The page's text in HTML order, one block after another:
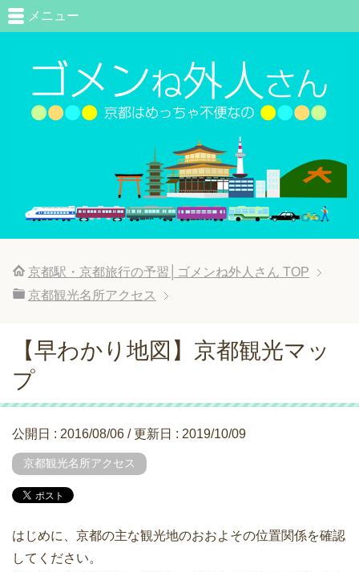
メニュー
京都駅・京都旅行の予習│ゴメンね外人さん TOP
京都観光名所アクセス
【早わかり地図】京都観光マッ
プ
公開日 : 2016/08/06 / 更新日 : 2019/10/09
京都観光名所アクセス
はじめに、京都の主な観光地のおおよその位置関係を確認
してください。